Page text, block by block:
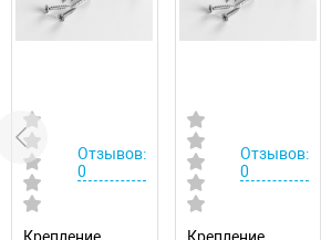
Отзывов:
0
Крепление
Отзывов:
0
Крепление